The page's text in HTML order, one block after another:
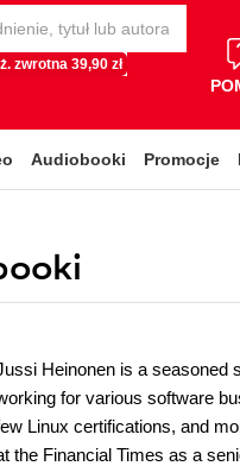
zwrotna 39,90 zł
Audiobooki Promocje
Heinonen is a seasoned
for various software
Linux certifications, and
the Financial Times as a